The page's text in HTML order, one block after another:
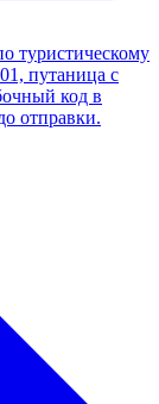
туристическому
путаница с
код в
отправки.